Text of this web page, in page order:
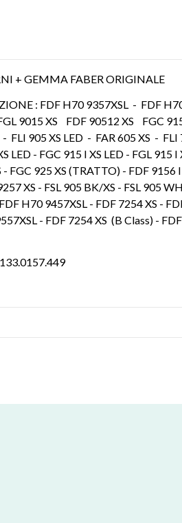
+ GEMMA FABER ORIGINALE
: FDF H70 9357XSL - FDF
9015 XS FDF 90512 XS FGC
FLI 905 XS LED - FAR 605 XS -
LED - FGC 915 I XS LED - FGL 915
FGC 925 XS (TRATTO) - FDF 9156
XS - FSL 905 BK/XS - FSL 905
H70 9457XSL - FDF 7254 XS -
- FDF 7254 XS (B Class) -